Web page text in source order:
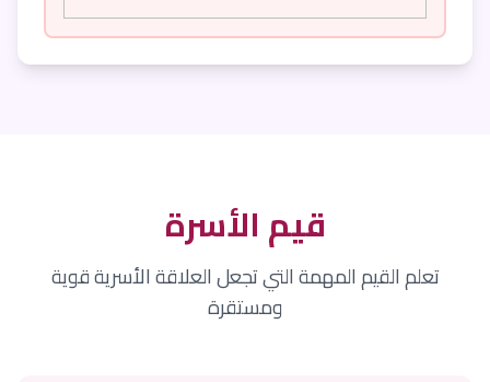
قيم الأسرة
تعلم القيم المهمة التي تجعل العلاقة الأسرية قوية
ومستقرة